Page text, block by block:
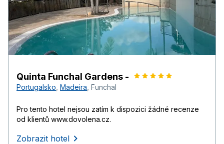
Quinta Funchal Gardens -
Portugalsko Madeira Funchal
Pro tento hotel nejsou zatím k dispozici žádné recenze
od klientů www.dovolena.cz.
Zobrazit hotel